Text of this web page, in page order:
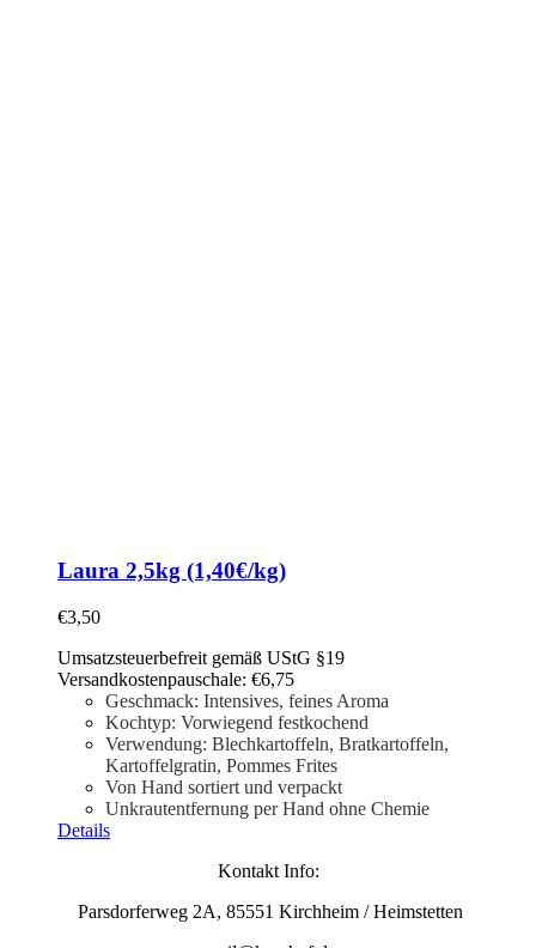
Laura 2,5kg (1,40€/kg)
€3,50
Umsatzsteuerbefreit gemäß UStG §19
Versandkostenpauschale: €6,75
Geschmack: Intensives, feines Aroma
Kochtyp: Vorwiegend festkochend
Verwendung: Blechkartoffeln, Bratkartoffeln,
Kartoffelgratin, Pommes Frites
Von Hand sortiert und verpackt
Unkrautentfernung per Hand ohne Chemie
Details
Kontakt Info:
Parsdorferweg 2A, 85551 Kirchheim / Heimstetten